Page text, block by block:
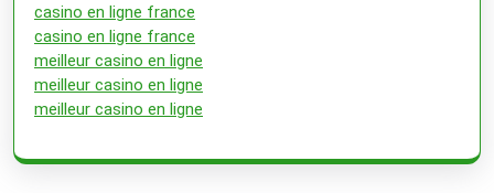
casino en ligne france
casino en ligne france
meilleur casino en ligne
meilleur casino en ligne
meilleur casino en ligne